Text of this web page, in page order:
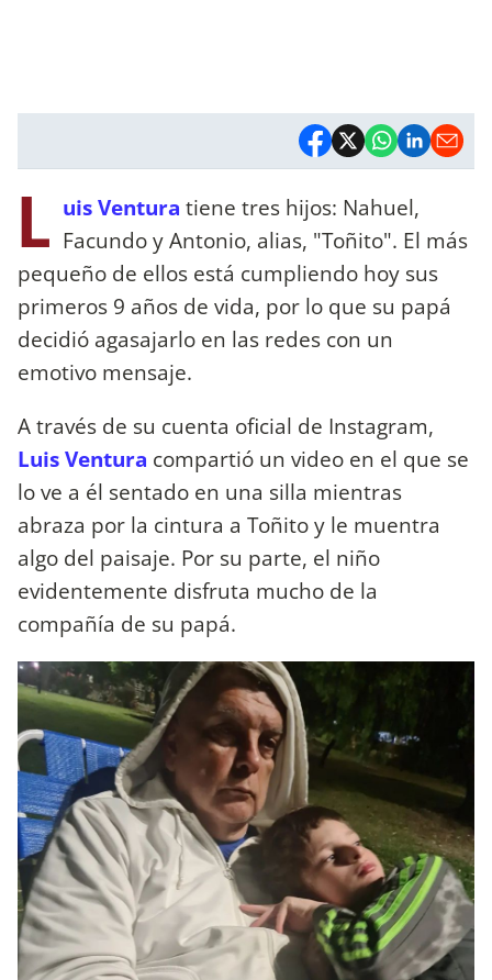
L uis Ventura tiene tres hijos: Nahuel,
Facundo y Antonio, alias, "Toñito". El más
pequeño de ellos está cumpliendo hoy sus
primeros 9 años de vida, por lo que su papá
decidió agasajarlo en las redes con un
emotivo mensaje.
A través de su cuenta oficial de Instagram,
Luis Ventura compartió un video en el que se
lo ve a él sentado en una silla mientras
abraza por la cintura a Toñito y le muentra
algo del paisaje. Por su parte, el niño
evidentemente disfruta mucho de la
compañía de su papá.